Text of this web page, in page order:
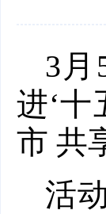
3月
进‘十
市 共
活